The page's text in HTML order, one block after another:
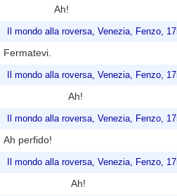
Ah!
Il mondo alla roversa, Venezia, Fenzo,
Fermatevi.
Il mondo alla roversa, Venezia, Fenzo,
Ah!
Il mondo alla roversa, Venezia, Fenzo,
Ah perfido!
Il mondo alla roversa, Venezia, Fenzo,
Ah!